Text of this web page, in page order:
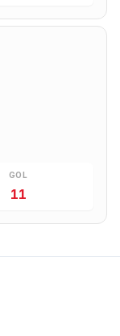
GOL
11